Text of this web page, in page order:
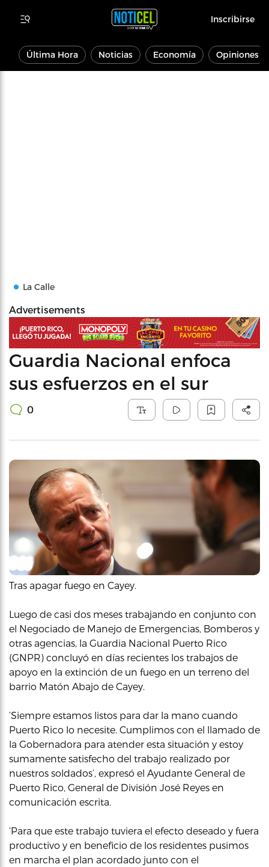
Inscribirse
Última Hora Noticias Economía Opiniones
La Calle
Advertisements
Guardia Nacional enfoca
sus esfuerzos en el sur
0
Tras apagar fuego en Cayey.
Luego de casi dos meses trabajando en conjunto con
el Negociado de Manejo de Emergencias, Bomberos y
otras agencias, la Guardia Nacional Puerto Rico
(GNPR) concluyó en días recientes los trabajos de
apoyo en la extinción de un fuego en un terreno del
barrio Matón Abajo de Cayey.
‘Siempre estamos listos para dar la mano cuando
Puerto Rico lo necesite. Cumplimos con el llamado de
la Gobernadora para atender esta situación y estoy
sumamente satisfecho del trabajo realizado por
nuestros soldados’, expresó el Ayudante General de
Puerto Rico, General de División José Reyes en
comunicación escrita.
‘Para que este trabajo tuviera el efecto deseado y fuera
productivo y en beneficio de los residentes pusimos
en marcha el plan acordado junto con el